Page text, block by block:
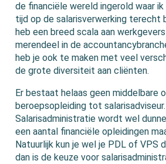
de financiële wereld ingerold waar
tijd op de salarisverwerking terecht
heb een breed scala aan
merendeel in de
heb je ook te maken met veel
de grote diversiteit aan cliënten.
Er bestaat helaas geen middelbare
beroepsopleiding tot salarisadviseur.
Salarisadministratie wordt wel
een aantal financiële opleidingen
Natuurlijk kun je wel je PDL of VPS
dan is de keuze voor